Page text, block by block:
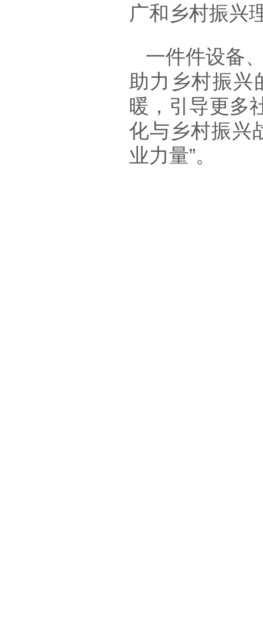
广和乡村振兴
一件件设备
助力乡村振兴
暖，引导更多
化与乡村振兴
业力量”。